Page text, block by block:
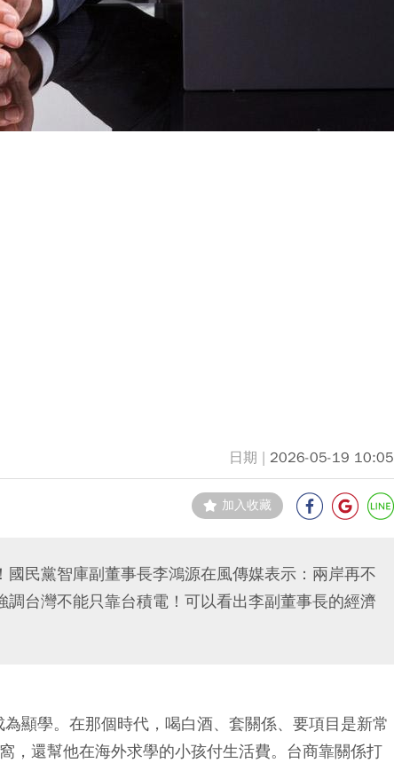
2026-05-19 10:05
加入收藏
民黨智庫副董事長李鴻源在風傳媒表示：兩岸再不
台灣不能只靠台積電！可以看出李副董事長的經濟
顯學。在那個時代，喝白酒、 套關係、 要項目是新常
，還幫他在海外求學的小孩付生活費。台商靠關係打